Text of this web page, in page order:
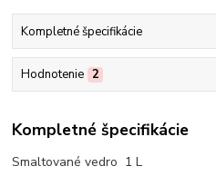
Kompletné špecifikácie
Hodnotenie 2
Kompletné špecifikácie
Smaltované vedro 1 L